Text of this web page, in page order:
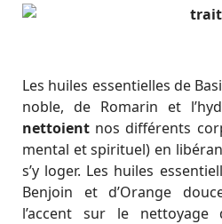
Les huiles essentielles de
noble, de Romarin et
nettoient nos différents
mental et spirituel) en
s’y loger. Les huiles
Benjoin et d’Orange
l’accent sur le